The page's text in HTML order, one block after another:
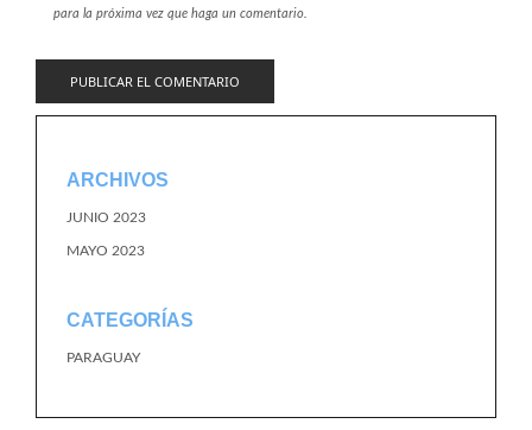
para la próxima vez que haga un comentario.
ARCHIVOS
JUNIO 2023
MAYO 2023
CATEGORÍAS
PARAGUAY